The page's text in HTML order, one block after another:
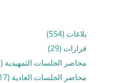
بلاغات (554)
قرارات (29)
محاضر الجلسات التمهيدية (15)
محاضر الجلسات العادية (17)